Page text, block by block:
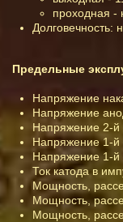
проходная -
Долговечность:
Предельные
Напряжение
Напряжение
Напряжение 2-й
Напряжение 1-й
Напряжение 1-й
Ток катода в
Мощность,
Мощность,
Мощность,